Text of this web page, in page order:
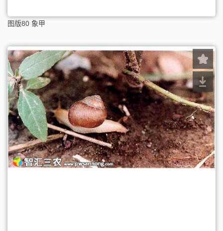
图版80 象甲